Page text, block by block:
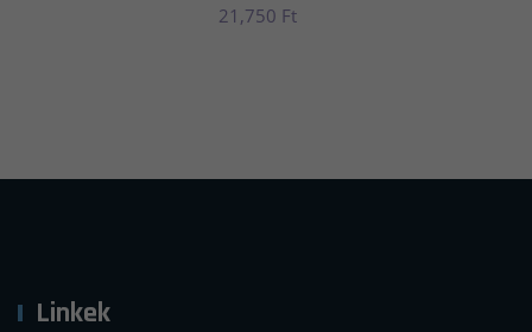
21,750 Ft
Linkek